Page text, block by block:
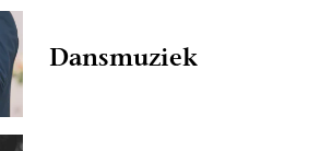
Dansmuziek